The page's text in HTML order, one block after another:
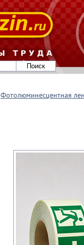
Фотолюминесцентная